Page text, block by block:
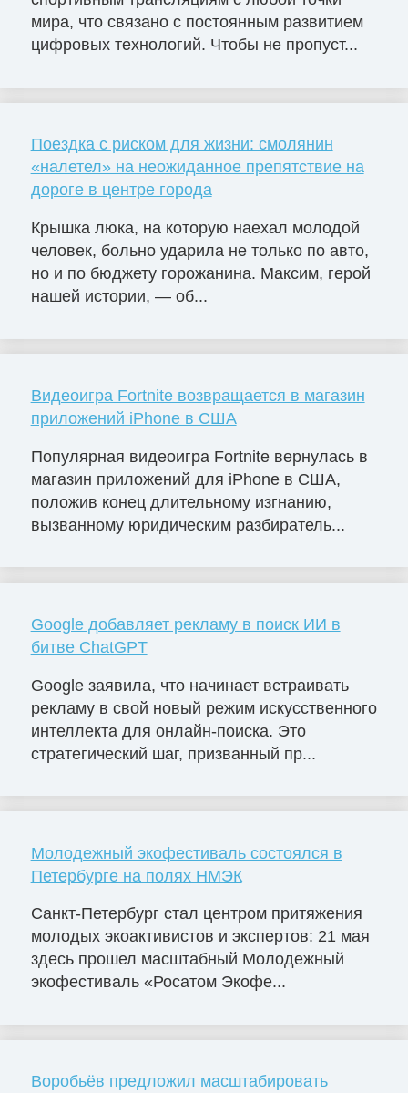
мира, что связано с постоянным развитием
цифровых технологий. Чтобы не пропуст...
Поездка с риском для жизни: смолянин
«налетел» на неожиданное препятствие на
дороге в центре города
Крышка люка, на которую наехал молодой
человек, больно ударила не только по авто,
но и по бюджету горожанина. Максим, герой
нашей истории, — об...
Видеоигра Fortnite возвращается в магазин
приложений iPhone в США
Популярная видеоигра Fortnite вернулась в
магазин приложений для iPhone в США,
положив конец длительному изгнанию,
вызванному юридическим разбиратель...
Google добавляет рекламу в поиск ИИ в
битве ChatGPT
Google заявила, что начинает встраивать
рекламу в свой новый режим искусственного
интеллекта для онлайн-поиска. Это
стратегический шаг, призванный пр...
Молодежный экофестиваль состоялся в
Петербурге на полях НМЭК
Санкт-Петербург стал центром притяжения
молодых экоактивистов и экспертов: 21 мая
здесь прошел масштабный Молодежный
экофестиваль «Росатом Экофе...
Воробьёв предложил масштабировать